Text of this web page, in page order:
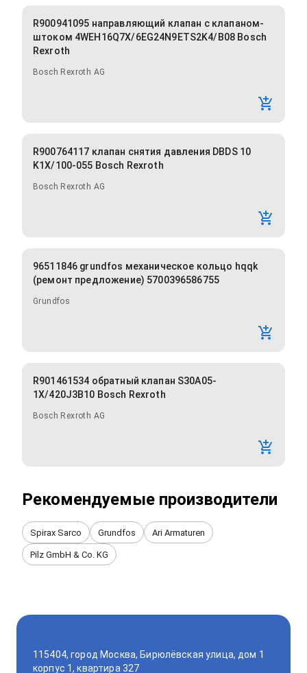
R900941095 направляющий клапан с клапаном-
штоком 4WEH16Q7X/6EG24N9ETS2K4/B08 Bosch
Rexroth
Bosch Rexroth AG
R900764117 клапан снятия давления DBDS 10
K1X/100-055 Bosch Rexroth
Bosch Rexroth AG
96511846 grundfos механическое кольцо hqqk
(ремонт предложение) 5700396586755
Grundfos
R901461534 обратный клапан S30A05-
1X/420J3B10 Bosch Rexroth
Bosch Rexroth AG
Рекомендуемые производители
Spirax Sarco Grundfos Ari Armaturen
Pilz GmbH & Co. KG
115404, город Москва, Бирюлёвская улица, дом 1
корпус 1, квартира 327